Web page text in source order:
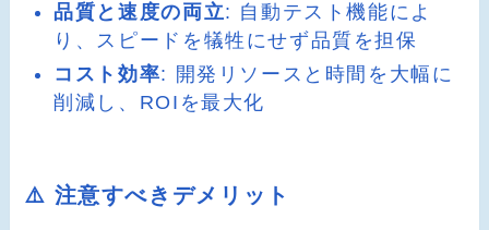
品質と速度の両立: 自動テスト機能によ
り、スピードを犠牲にせず品質を担保
コスト効率: 開発リソースと時間を大幅に
削減し、ROIを最大化
⚠️ 注意すべきデメリット